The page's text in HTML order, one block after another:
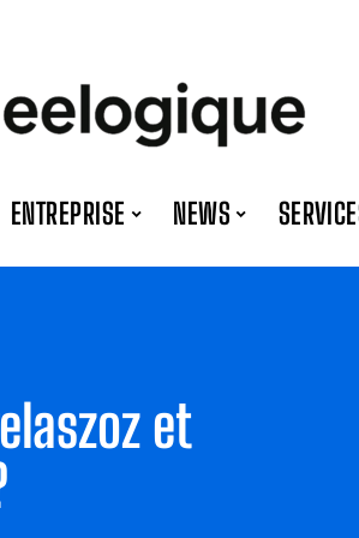
ENTREPRISE NEWS
et